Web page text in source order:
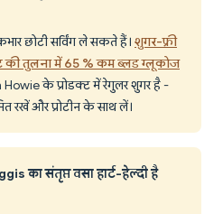
छोटी सर्विंग ले सकते हैं। शुगर-फ्री
की तुलना में 65 % कम ब्लड ग्लूकोज
के प्रोडक्ट में रेगुलर शुगर है -
रखें और प्रोटीन के साथ लें।
का संतृप्त वसा हार्ट-हेल्दी है